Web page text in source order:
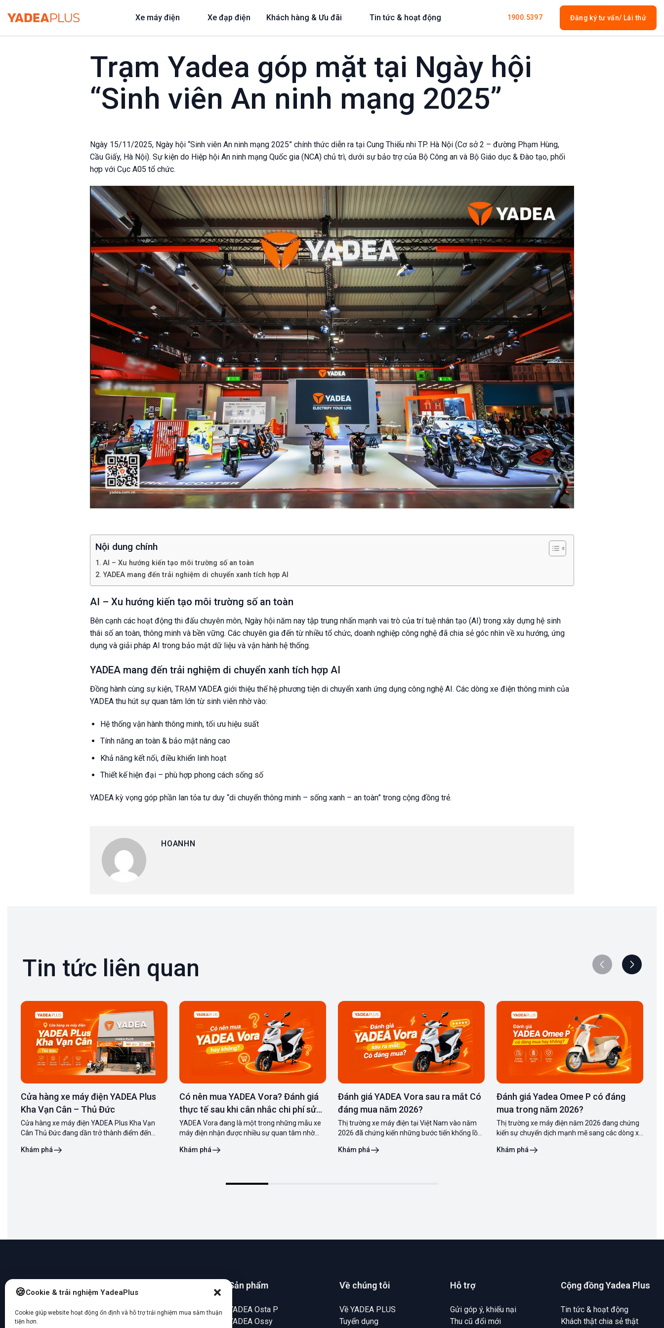
Cookie & trải nghiệm YadeaPlus
Cookie giúp website hoạt động ổn định và hỗ trợ trải nghiệm mua sắm thuận
tiện hơn.
qua
Xe máy điện Xe đạp điện Khách hàng & Ưu đãi Tin tức & hoạt động 1900.5397 Đăng ký tư vấn/ Lái thử
Trạm Yadea góp mặt tại Ngày hội
“Sinh viên An ninh mạng 2025”
Ngày 15/11/2025, Ngày hội “Sinh viên An ninh mạng 2025” chính thức diễn ra tại Cung Thiếu nhi TP. Hà Nội (Cơ sở 2 – đường Phạm Hùng,
Cầu Giấy, Hà Nội). Sự kiện do Hiệp hội An ninh mạng Quốc gia (NCA) chủ trì, dưới sự bảo trợ của Bộ Công an và Bộ Giáo dục & Đào tạo, phối
hợp với Cục A05 tổ chức.
Nội dung chính
AI – Xu hướng kiến tạo môi trường số an toàn
YADEA mang đến trải nghiệm di chuyển xanh tích hợp AI
AI – Xu hướng kiến tạo môi trường số an toàn
Bên cạnh các hoạt động thi đấu chuyên môn, Ngày hội năm nay tập trung nhấn mạnh vai trò của trí tuệ nhân tạo (AI) trong xây dựng hệ sinh
thái số an toàn, thông minh và bền vững. Các chuyên gia đến từ nhiều tổ chức, doanh nghiệp công nghệ đã chia sẻ góc nhìn về xu hướng, ứng
dụng và giải pháp AI trong bảo mật dữ liệu và vận hành hệ thống.
YADEA mang đến trải nghiệm di chuyển xanh tích hợp AI
Đồng hành cùng sự kiện, TRẠM YADEA giới thiệu thế hệ phương tiện di chuyển xanh ứng dụng công nghệ AI. Các dòng xe điện thông minh của
YADEA thu hút sự quan tâm lớn từ sinh viên nhờ vào:
Hệ thống vận hành thông minh, tối ưu hiệu suất
Tính năng an toàn & bảo mật nâng cao
Khả năng kết nối, điều khiển linh hoạt
Thiết kế hiện đại – phù hợp phong cách sống số
YADEA kỳ vọng góp phần lan tỏa tư duy “di chuyển thông minh – sống xanh – an toàn” trong cộng đồng trẻ.
HOANHN
Tin tức liên quan
Cửa hàng xe máy điện YADEA Plus
Kha Vạn Cân – Thủ Đức
Cửa hàng xe máy điện YADEA Plus Kha Vạn
Cân Thủ Đức đang dần trở thành điểm đến
cầu tìm hiểu và mua xe máy điện YADEA chính
Khám phá
Có nên mua YADEA Vora? Đánh giá
thực tế sau khi cân nhắc chi phí sử
dụng
YADEA Vora đang là một trong những mẫu xe
máy điện nhận được nhiều sự quan tâm nhờ
công nghệ hiện đại. Tuy nhiên, với mức giá gần
Khám phá
Đánh giá YADEA Vora sau ra mắt Có
đáng mua năm 2026?
Thị trường xe máy điện tại Việt Nam vào năm
2026 đã chứng kiến những bước tiến khổng lồ
chọn một mẫu xe không chỉ dừng lại ở kiểu
Khám phá
Đánh giá Yadea Omee P có đáng
mua trong năm 2026?
Thị trường xe máy điện năm 2026 đang chứng
kiến sự chuyển dịch mạnh mẽ sang các dòng xe
minh. Trong bối cảnh đó, việc thực hiện đánh
Khám phá
Hệ thống xe điện
Yadea Plus
C3/3 Phạm Hùng, Bình
Sản phẩm
YADEA Osta P
YADEA Ossy
Về chúng tôi
Về YADEA PLUS
Tuyển dụng
Hỗ trợ
Gửi góp ý, khiếu nại
Thu cũ đổi mới
Cộng đồng Yadea Plus
Tin tức & hoạt động
Khách thật chia sẻ thật